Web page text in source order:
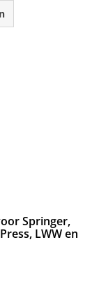
Springer,
LWW en